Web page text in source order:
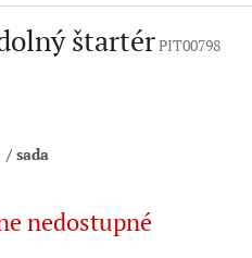
štartérPIT00798
/ sada
nedostupné